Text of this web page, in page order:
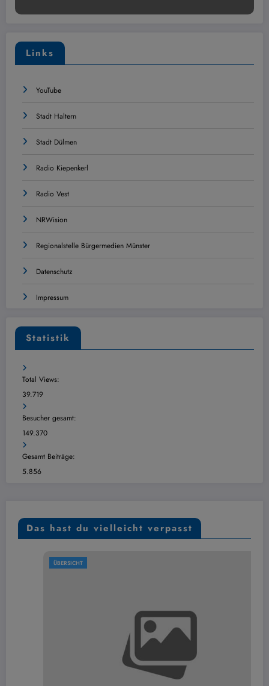
Links
YouTube
Stadt Haltern
Stadt Dülmen
Radio Kiepenkerl
Radio Vest
NRWision
Regionalstelle Bürgermedien Münster
Datenschutz
Impressum
Statistik
Total Views:
39.719
Besucher gesamt:
149.370
Gesamt Beiträge:
5.856
Das hast du vielleicht verpasst
ÜBERSICHT